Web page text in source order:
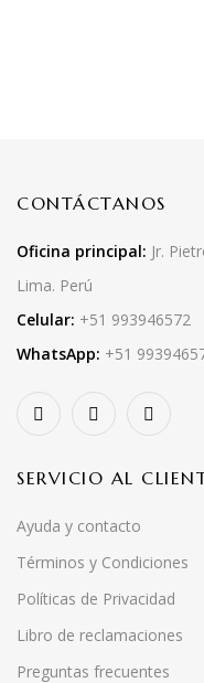
CONTÁCTANOS
Oficina principal: Jr.
Lima. Perú
Celular: +51 993946572
WhatsApp: +51
SERVICIO AL
Ayuda y contacto
Términos y Condiciones
Políticas de Privacidad
Libro de reclamaciones
Preguntas frecuentes